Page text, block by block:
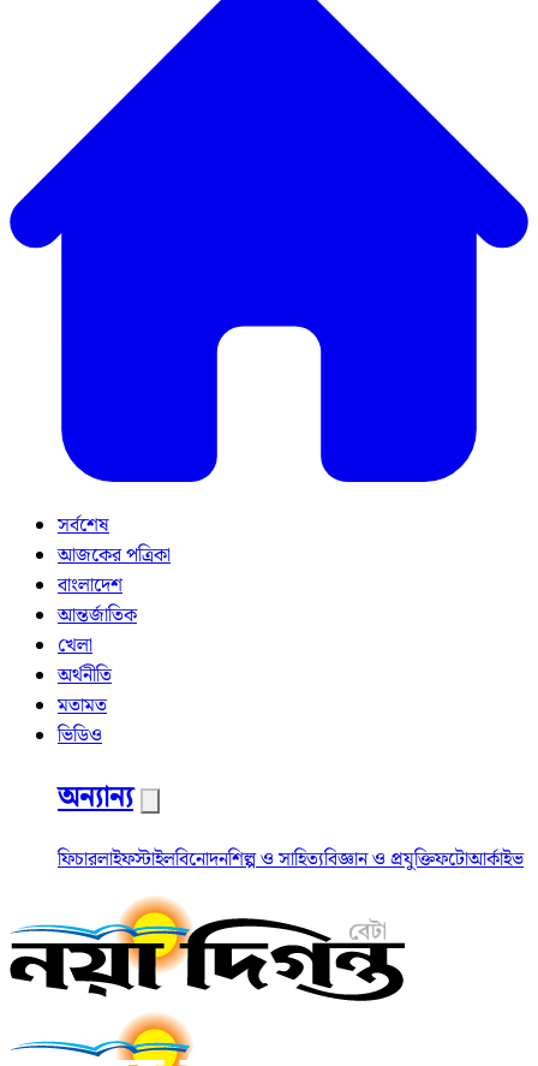
সর্বশেষ
আজকের পত্রিকা
বাংলাদেশ
আন্তর্জাতিক
খেলা
অর্থনীতি
মতামত
ভিডিও
অন্যান্য
ফিচারলাইফস্টাইলবিনোদনশিল্প ও সাহিত্যবিজ্ঞান ও প্রযুক্তিফটোআর্কাইভ